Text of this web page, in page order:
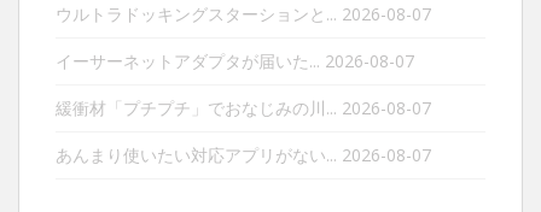
ウルトラドッキングスターションと... 2026-08-07
イーサーネットアダプタが届いた... 2026-08-07
緩衝材「プチプチ」でおなじみの川... 2026-08-07
あんまり使いたい対応アプリがない... 2026-08-07